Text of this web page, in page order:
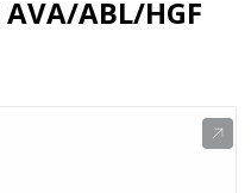
AVA/ABL/HGF